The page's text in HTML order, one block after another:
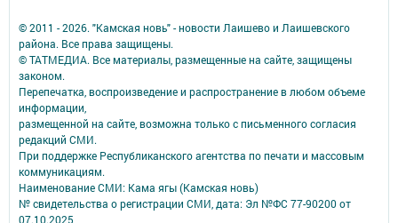
© 2011 - 2026. "Камская новь" - новости Лаишево и Лаишевского
района. Все права защищены.
© ТАТМЕДИА. Все материалы, размещенные на сайте, защищены
законом.
Перепечатка, воспроизведение и распространение в любом объеме
информации,
размещенной на сайте, возможна только с письменного согласия
редакций СМИ.
При поддержке Республиканского агентства по печати и массовым
коммуникациям.
Наименование СМИ: Кама ягы (Камская новь)
№ свидетельства о регистрации СМИ, дата: Эл №ФC 77-90200 от
07.10.2025